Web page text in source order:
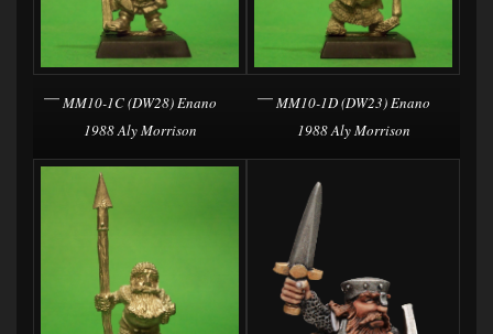
MM10-1C (DW28) Enano
1988 Aly Morrison
MM10-1D (DW23) Enano
1988 Aly Morrison